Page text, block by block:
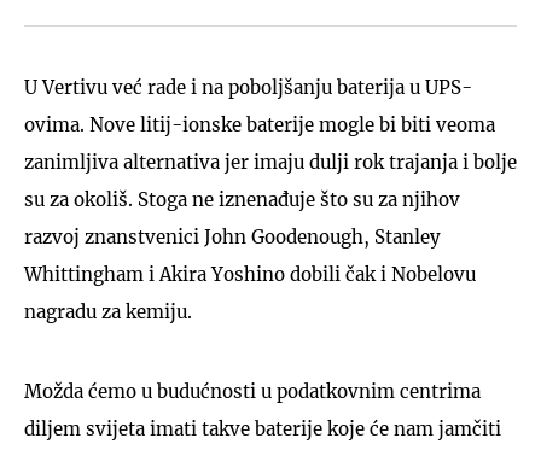
U Vertivu već rade i na poboljšanju baterija u UPS-
ovima. Nove litij-ionske baterije mogle bi biti veoma
zanimljiva alternativa jer imaju dulji rok trajanja i bolje
su za okoliš. Stoga ne iznenađuje što su za njihov
razvoj znanstvenici John Goodenough, Stanley
Whittingham i Akira Yoshino dobili čak i Nobelovu
nagradu za kemiju.
Možda ćemo u budućnosti u podatkovnim centrima
diljem svijeta imati takve baterije koje će nam jamčiti